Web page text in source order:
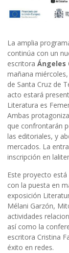
La amplia
continúa con un
escritora Ángeles
mañana
de Santa Cruz de
acto estará
Literatura es
Ambas
que confrontarán
las editoriales, y
mercados. La
inscripción en
Este proyecto
con la puesta en
exposición
Mélani Garzón,
actividades
así como la
escritora Cristina
éxito en redes.